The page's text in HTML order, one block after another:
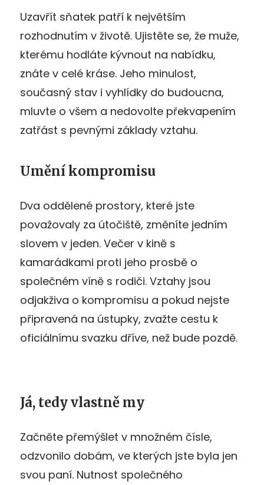
Uzavřít sňatek patří k největším
rozhodnutím v životě. Ujistěte se, že muže,
kterému hodláte kývnout na nabídku,
znáte v celé kráse. Jeho minulost,
současný stav i vyhlídky do budoucna,
mluvte o všem a nedovolte překvapením
zatřást s pevnými základy vztahu.
Umění kompromisu
Dva oddělené prostory, které jste
považovaly za útočiště, změníte jedním
slovem v jeden. Večer v kině s
kamarádkami proti jeho prosbě o
společném víně s rodiči. Vztahy jsou
odjakživa o kompromisu a pokud nejste
připravená na ústupky, zvažte cestu k
oficiálnímu svazku dříve, než bude pozdě.
Já, tedy vlastně my
Začněte přemýšlet v množném čísle,
odzvonilo dobám, ve kterých jste byla jen
svou paní. Nutnost společného